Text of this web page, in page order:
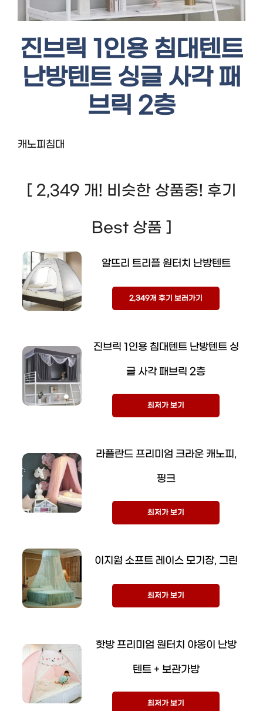
진브릭 1인용 침대텐트
난방텐트 싱글 사각 패
브릭 2층
캐노피침대
[ 2,349 개! 비슷한 상품중! 후기
Best 상품 ]
알뜨리 트리플 원터치 난방텐트
2,349개 후기 보러가기
진브릭 1인용 침대텐트 난방텐트 싱
글 사각 패브릭 2층
최저가 보기
라플란드 프리미엄 크라운 캐노피,
핑크
최저가 보기
이지웜 소프트 레이스 모기장, 그린
최저가 보기
핫방 프리미엄 원터치 야옹이 난방
텐트 + 보관가방
최저가 보기